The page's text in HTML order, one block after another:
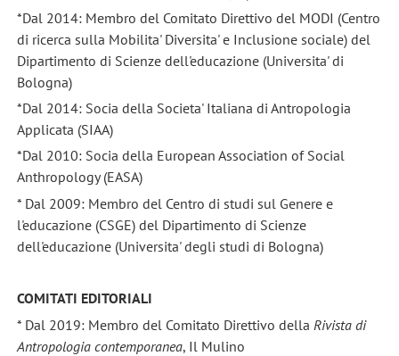
*Dal 2014: Membro del Comitato Direttivo del MODI (Centro
di ricerca sulla Mobilita' Diversita' e Inclusione sociale) del
Dipartimento di Scienze dell'educazione (Universita' di
Bologna)
*Dal 2014: Socia della Societa' Italiana di Antropologia
Applicata (SIAA)
*Dal 2010: Socia della European Association of Social
Anthropology (EASA)
* Dal 2009: Membro del Centro di studi sul Genere e
l'educazione (CSGE) del Dipartimento di Scienze
dell'educazione (Universita' degli studi di Bologna)
COMITATI EDITORIALI
* Dal 2019: Membro del Comitato Direttivo della Rivista di
Antropologia contemporanea, Il Mulino